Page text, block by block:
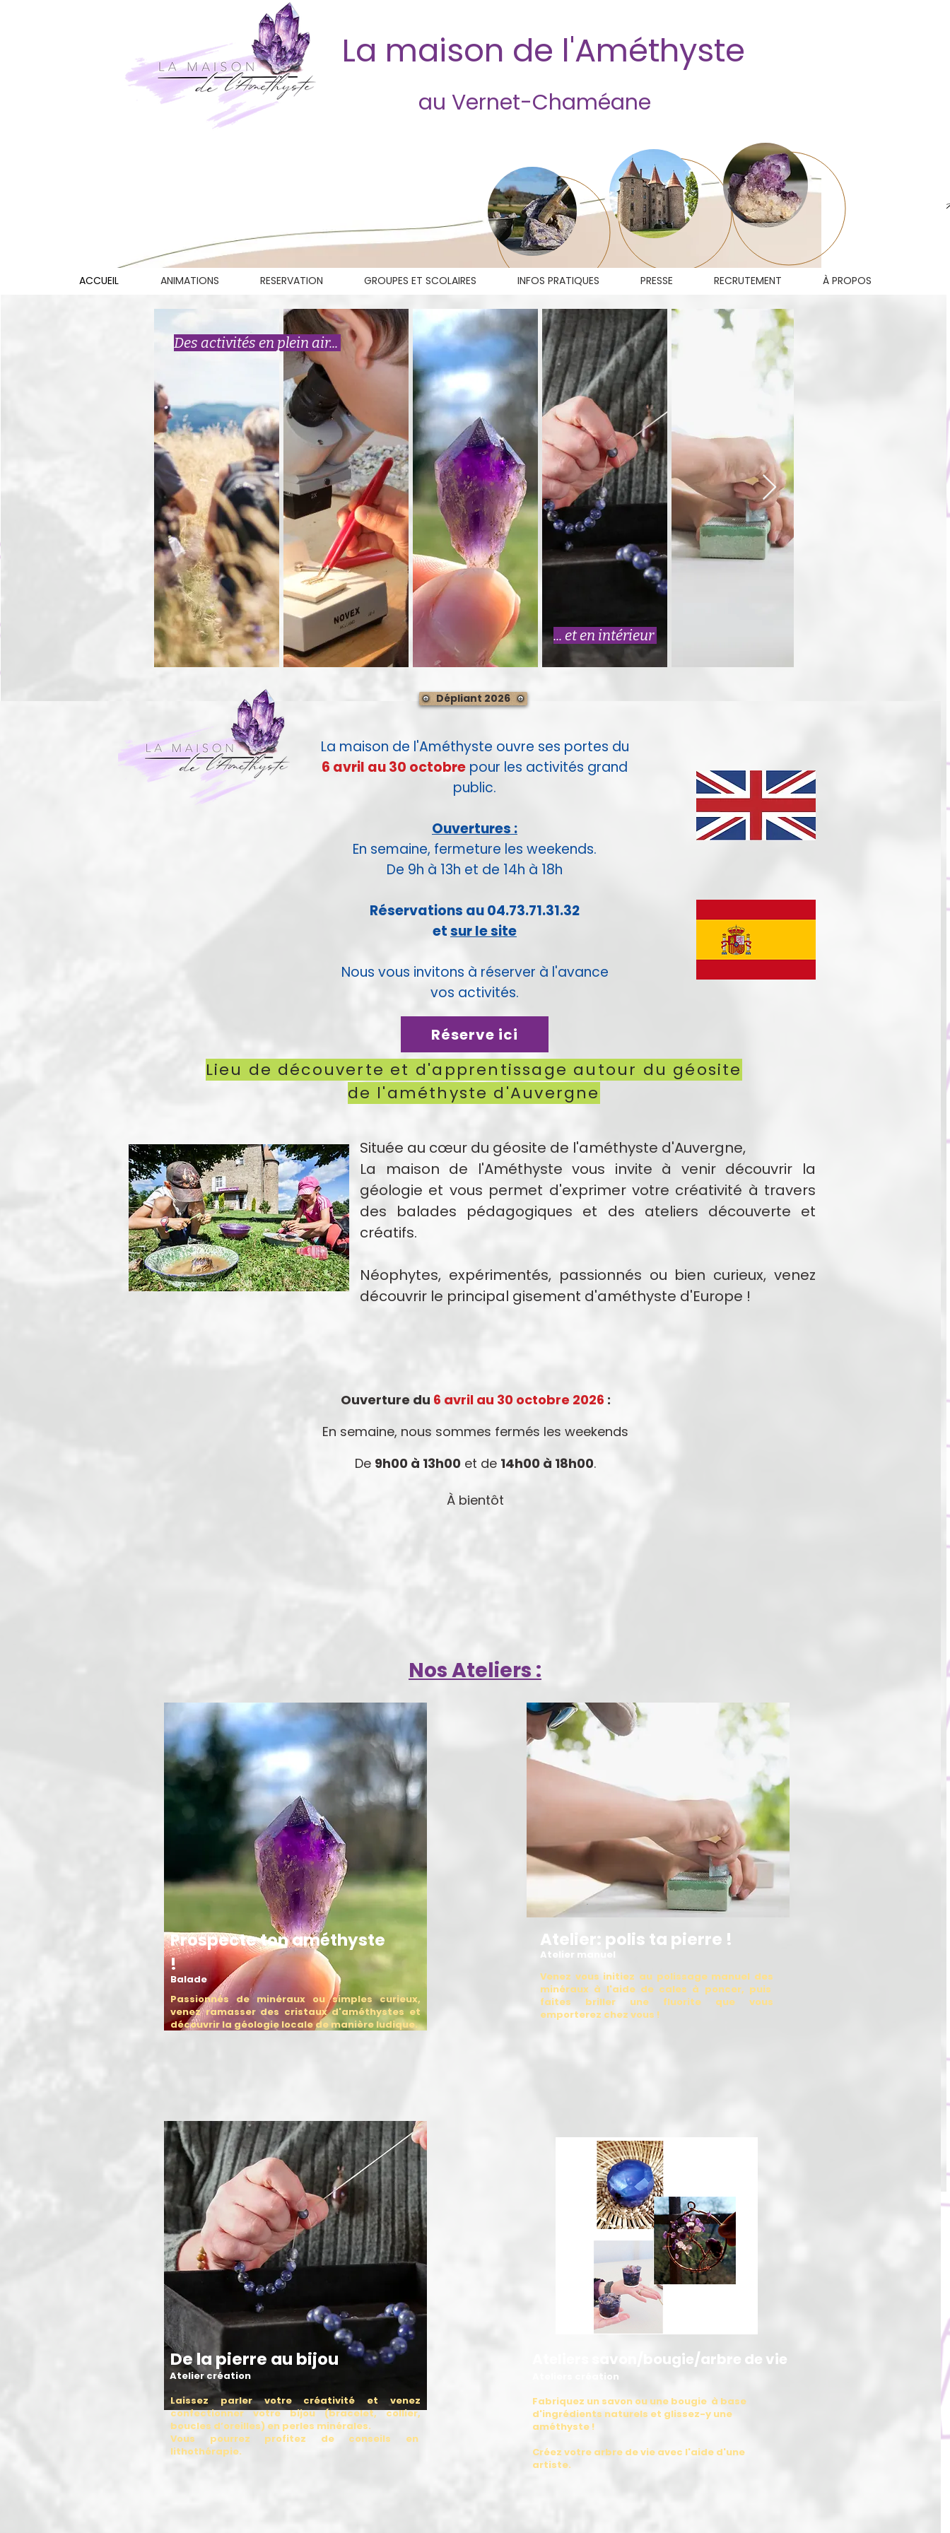
La maison de l'Améthyste
au Vernet-Chaméane
ACCUEIL ANIMATIONS RESERVATION GROUPES ET SCOLAIRES INFOS PRATIQUES PRESSE RECRUTEMENT À PROPOS
Des activités en plein air...
... et en intérieur
Lieu de découverte et d'apprentissage autour du géosite
de l'améthyste d'Auvergne
Située au cœur du géosite de l'améthyste d'Auvergne,
La maison de l'Améthyste vous invite à venir découvrir la
géologie et vous permet d'exprimer votre créativité à travers
des balades pédagogiques et des ateliers découverte et
créatifs.
Néophytes, expérimentés, passionnés ou bien curieux, venez
découvrir le principal gisement d'améthyste d'Europe !
La maison de l'Améthyste ouvre ses portes du
6 avril au 30 octobre pour les activités grand
public.
Ouvertures :
En semaine, fermeture les weekends.
De 9h à 13h et de 14h à 18h
Réservations au 04.73.71.31.32
etsur le site
Nous vous invitons à réserver à l'avance
vos activités.
Dépliant 2026
Ouverture du 6 avril au 30 octobre 2026 :
En semaine, nous sommes fermés les weekends
De 9h00 à 13h00 et de 14h00 à 18h00.
À bientôt
Prospecte ton améthyste
!
Balade
Passionnés de minéraux ou simples curieux,
venez ramasser des cristaux d'améthystes et
découvrir la géologie locale de manière ludique.
Atelier: polis ta pierre !
Atelier manuel
Venez vous initiez au polissage manuel des
minéraux à l'aide de cales à poncer, puis
faites briller une fluorite que vous
emporterez chez vous !
Laissez parler votre créativité et venez
confectionner votre bijou (bracelet, collier,
boucles d’oreilles) en perles minérales.
Vous pourrez profitez de conseils en
lithothérapie.
De la pierre au bijou
Atelier création
​Fabriquez un savon ou une bougie à base
d'ingrédients naturels et glissez-y une
améthyste !
Créez votre arbre de vie avec l'aide d'une
artiste.
Ateliers savon/bougie/arbre de vie
Ateliers création
Nos Ateliers :
Réserve ici